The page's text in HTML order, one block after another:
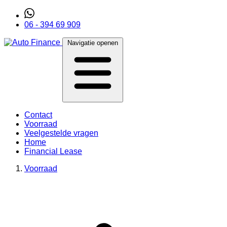
06 - 394 69 909
Navigatie openen
Contact
Voorraad
Veelgestelde vragen
Home
Financial Lease
Voorraad